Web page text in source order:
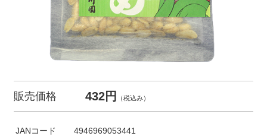
販売価格 432円 （税込み）
JANコード 4946969053441